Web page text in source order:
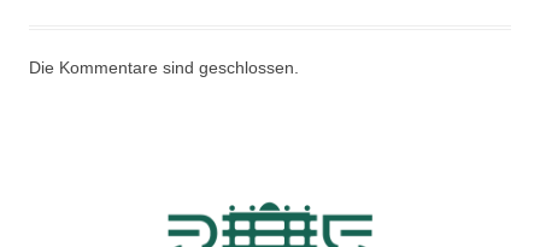
Die Kommentare sind geschlossen.